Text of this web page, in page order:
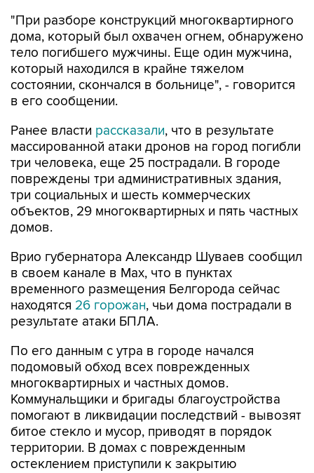
"При разборе конструкций многоквартирного
дома, который был охвачен огнем, обнаружено
тело погибшего мужчины. Еще один мужчина,
который находился в крайне тяжелом
состоянии, скончался в больнице", - говорится
в его сообщении.
Ранее власти рассказали, что в результате
массированной атаки дронов на город погибли
три человека, еще 25 пострадали. В городе
повреждены три административных здания,
три социальных и шесть коммерческих
объектов, 29 многоквартирных и пять частных
домов.
Врио губернатора Александр Шуваев сообщил
в своем канале в Мах, что в пунктах
временного размещения Белгорода сейчас
находятся 26 горожан, чьи дома пострадали в
результате атаки БПЛА.
По его данным с утра в городе начался
подомовый обход всех поврежденных
многоквартирных и частных домов.
Коммунальщики и бригады благоустройства
помогают в ликвидации последствий - вывозят
битое стекло и мусор, приводят в порядок
территории. В домах с поврежденным
остеклением приступили к закрытию